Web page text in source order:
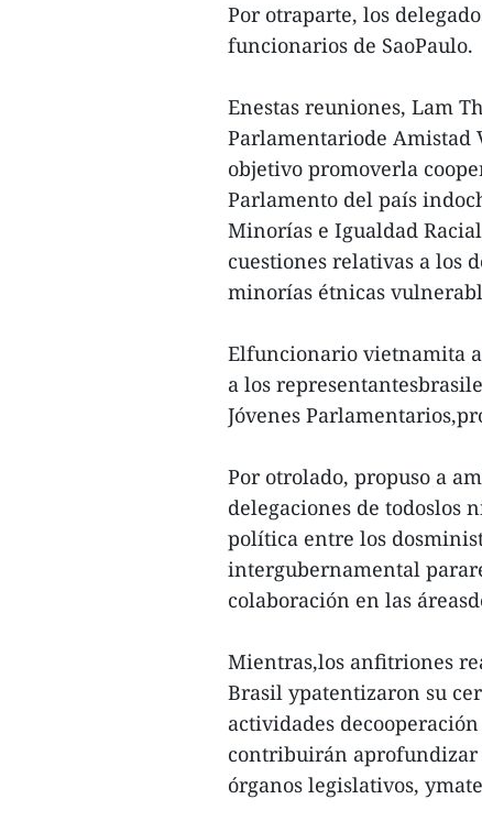
Por otraparte, los
funcionarios de SaoPaulo.
Enestas reuniones, Lam
Parlamentariode Amistad
objetivo promoverla
Parlamento del país
Minorías e Igualdad
cuestiones relativas a los
minorías étnicas
Elfuncionario vietnamita
a los
Jóvenes
Por otrolado, propuso a
delegaciones de todoslos
política entre los
intergubernamental
colaboración en las
Mientras,los anfitriones
Brasil ypatentizaron su
actividades
contribuirán aprofundizar
órganos legislativos,